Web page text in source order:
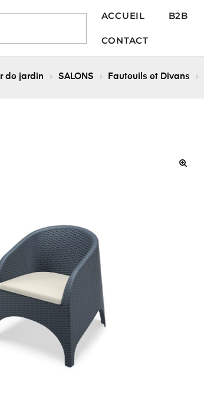
ACCUEIL B2B
CONTACT
de jardin SALONS Fauteuils et Divans